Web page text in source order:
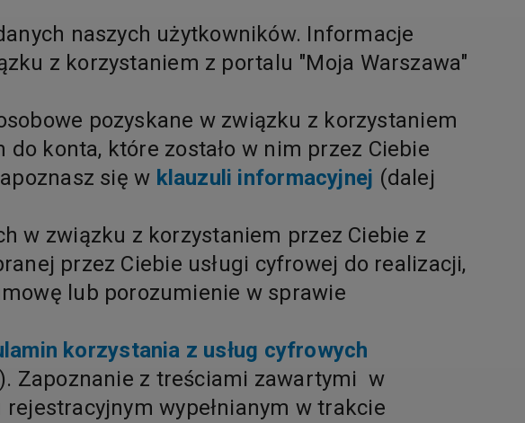
naszych użytkowników. Informacje
z korzystaniem z portalu "Moja Warszawa"
pozyskane w związku z korzystaniem
konta, które zostało w nim przez Ciebie
się w klauzuli informacyjnej (dalej
w związku z korzystaniem przez Ciebie z
przez Ciebie usługi cyfrowej do realizacji,
lub porozumienie w sprawie
korzystania z usług cyfrowych
Zapoznanie z treściami zawartymi w
wypełnianym w trakcie